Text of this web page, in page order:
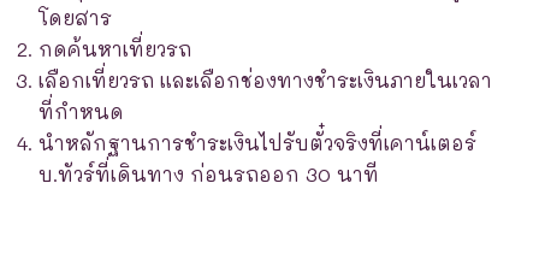
โดยสาร
กดค้นหาเที่ยวรถ
เลือกเที่ยวรถ และเลือกช่องทางชำระเงินภายในเวลา
ที่กำหนด
นำหลักฐานการชำระเงินไปรับตั๋วจริงที่เคาน์เตอร์
บ.ทัวร์ที่เดินทาง ก่อนรถออก 30 นาที